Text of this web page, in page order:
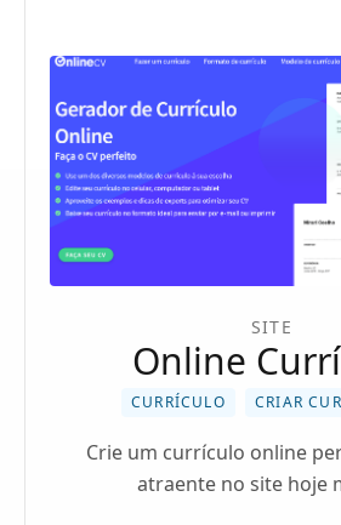
SITE
Online
CURRÍCULO CRIAR
Crie um currículo online
atraente no site hoje